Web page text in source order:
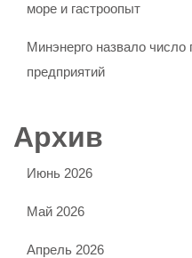
море и гастроопыт
Минэнерго назвало
предприятий
Архив
Июнь 2026
Май 2026
Апрель 2026